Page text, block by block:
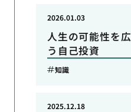
人生の可能性を
う自己投資
2026.01.03
知識
2025.12.18